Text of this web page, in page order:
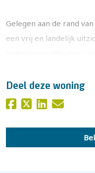
Gelegen aan de rand
een vrij en landelijk
uitvalswegen op korte
Door het appartement
Op de begane grond is
en trapopgang naar de
Deel deze woning